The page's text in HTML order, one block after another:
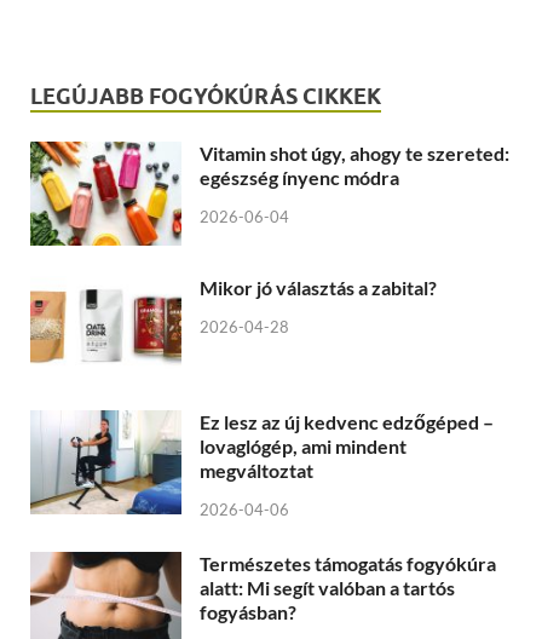
LEGÚJABB FOGYÓKÚRÁS CIKKEK
Vitamin shot úgy, ahogy te szereted:
egészség ínyenc módra
2026-06-04
Mikor jó választás a zabital?
2026-04-28
Ez lesz az új kedvenc edzőgéped –
lovaglógép, ami mindent
megváltoztat
2026-04-06
Természetes támogatás fogyókúra
alatt: Mi segít valóban a tartós
fogyásban?